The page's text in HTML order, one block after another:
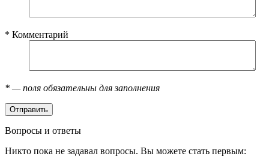
* Комментарий
* — поля обязательны для заполнения
Вопросы и ответы
Никто пока не задавал вопросы. Вы можете стать первым: